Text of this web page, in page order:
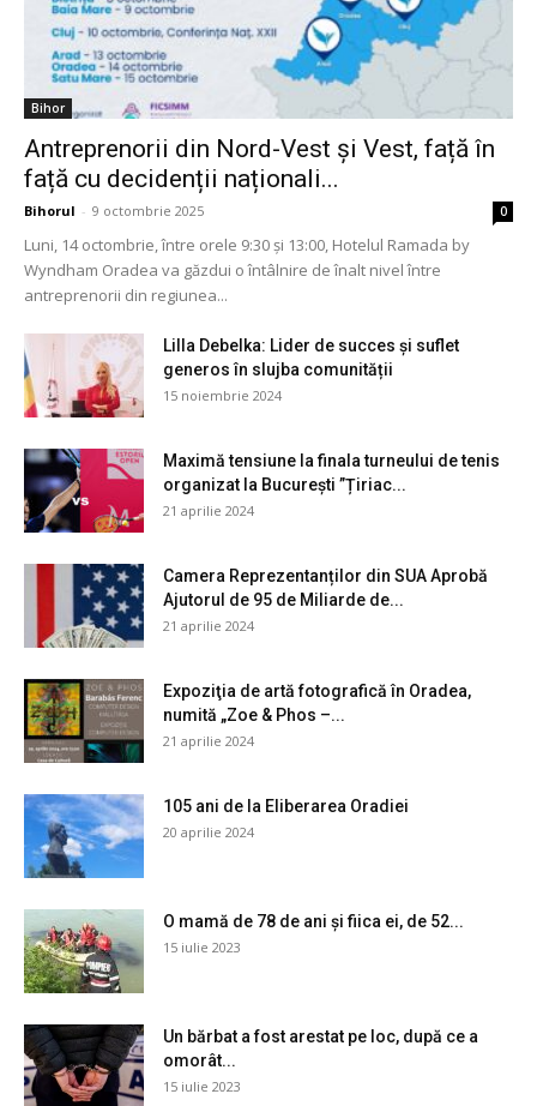
Bihor
Antreprenorii din Nord-Vest și Vest, față în
față cu decidenții naționali...
Bihorul - 9 octombrie 2025 0
Luni, 14 octombrie, între orele 9:30 și 13:00, Hotelul Ramada by
Wyndham Oradea va găzdui o întâlnire de înalt nivel între
antreprenorii din regiunea...
Lilla Debelka: Lider de succes și suflet
generos în slujba comunității
15 noiembrie 2024
Maximă tensiune la finala turneului de tenis
organizat la București ”Țiriac...
21 aprilie 2024
Camera Reprezentanților din SUA Aprobă
Ajutorul de 95 de Miliarde de...
21 aprilie 2024
Expoziţia de artă fotografică în Oradea,
numită „Zoe & Phos –...
21 aprilie 2024
105 ani de la Eliberarea Oradiei
20 aprilie 2024
O mamă de 78 de ani și fiica ei, de 52...
15 iulie 2023
Un bărbat a fost arestat pe loc, după ce a
omorât...
15 iulie 2023